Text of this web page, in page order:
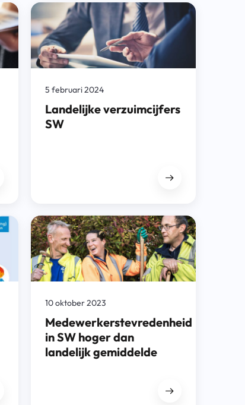
Landelijke verzuimcijfers
SW
5 februari 2024
Medewerkerstevredenheid
in SW hoger dan
landelijk gemiddelde
10 oktober 2023